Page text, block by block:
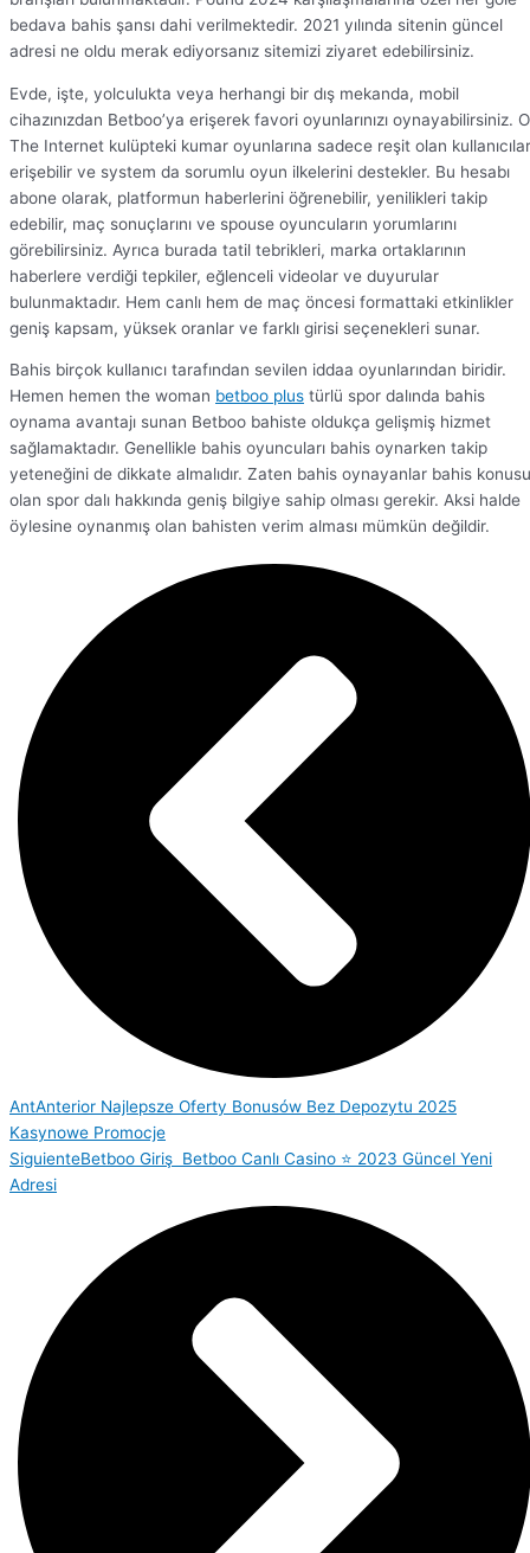
bedava bahis şansı dahi verilmektedir. 2021 yılında sitenin güncel
adresi ne oldu merak ediyorsanız sitemizi ziyaret edebilirsiniz.
Evde, işte, yolculukta veya herhangi bir dış mekanda, mobil
cihazınızdan Betboo’ya erişerek favori oyunlarınızı oynayabilirsiniz.
The Internet kulüpteki kumar oyunlarına sadece reşit olan kullanıcılar
erişebilir ve system da sorumlu oyun ilkelerini destekler. Bu hesabı
abone olarak, platformun haberlerini öğrenebilir, yenilikleri takip
edebilir, maç sonuçlarını ve spouse oyuncuların yorumlarını
görebilirsiniz. Ayrıca burada tatil tebrikleri, marka ortaklarının
haberlere verdiği tepkiler, eğlenceli videolar ve duyurular
bulunmaktadır. Hem canlı hem de maç öncesi formattaki etkinlikler
geniş kapsam, yüksek oranlar ve farklı girisi seçenekleri sunar.
Bahis birçok kullanıcı tarafından sevilen iddaa oyunlarından biridir.
Hemen hemen the woman betboo plus türlü spor dalında bahis
oynama avantajı sunan Betboo bahiste oldukça gelişmiş hizmet
sağlamaktadır. Genellikle bahis oyuncuları bahis oynarken takip
yeteneğini de dikkate almalıdır. Zaten bahis oynayanlar bahis konusu
olan spor dalı hakkında geniş bilgiye sahip olması gerekir. Aksi halde
öylesine oynanmış olan bahisten verim alması mümkün değildir.
AntAnterior Najlepsze Oferty Bonusów Bez Depozytu 2025
Kasynowe Promocje
SiguienteBetboo Giriş ️ Betboo Canlı Casino ⭐️ 2023 Güncel Yeni
Adresi